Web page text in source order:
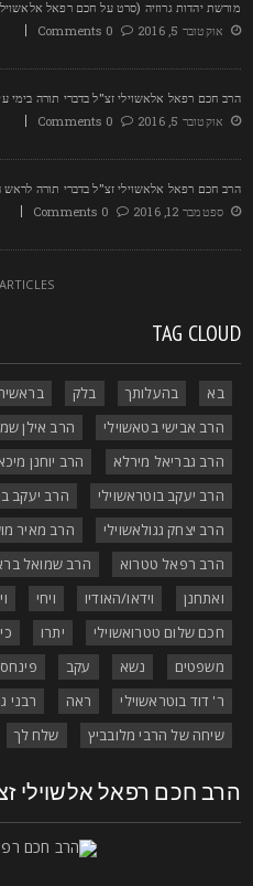
יהדות גרוזיה (סרט על חכם רפאל אלאשוילי)
אוקטובר 5, 2016
0 Comments
חכם רפאל אלאשוילי זצ"ל בדברי תורה בימי עיון
אוקטובר 5, 2016
0 Comments
חכם רפאל אלאשוילי זצ"ל בדברי תורה לראש
ספטמבר 12, 2016
0 Comments
ARTICLES
TAG
בא בהעלותך בלק בראשית
הרב אבישי בטאשוילי
הרב אילן
הרב גבריאל מירלא
הרב יוחנן מיכאלי
הרב יעקב בוטראשוילי
הרב יעקב
הרב יצחק גגולאשוילי
הרב מאיר
הרב רפאל טטרוא
הרב שמואל
ואתחנן
וידאו/האודיו ויחי ויצא
חכם שלום טטרואשוילי
יתרו כי
משפטים
נשא עקב פינחס
ר' דוד בוטראשוילי
ראה
רבני
שיחה של הרבי מלובביץ
שלח לך
חכם רפאל אלשוילי